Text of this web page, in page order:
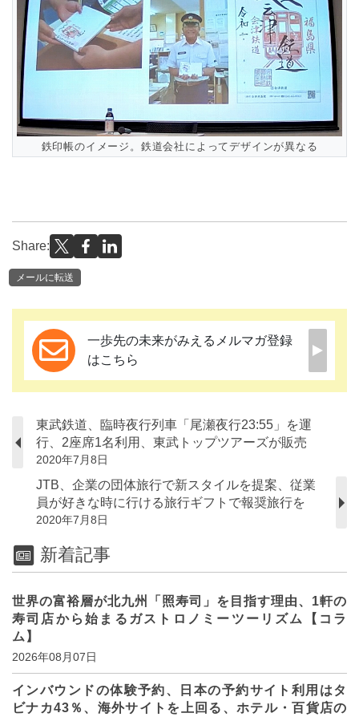
鉄印帳のイメージ。鉄道会社によってデザインが異なる
Share:
メールに転送
一歩先の未来がみえるメルマガ登録
はこちら
東武鉄道、臨時夜行列車「尾瀬夜行23:55」を運
行、2座席1名利用、東武トップツアーズが販売
2020年7月8日
JTB、企業の団体旅行で新スタイルを提案、従業
員が好きな時に行ける旅行ギフトで報奨旅行を
2020年7月8日
新着記事
世界の富裕層が北九州「照寿司」を目指す理由、1軒の
寿司店から始まるガストロノミーツーリズム【コラ
ム】
2026年08月07日
インバウンドの体験予約、日本の予約サイト利用はタ
ビナカ43％、海外サイトを上回る、ホテル・百貨店の